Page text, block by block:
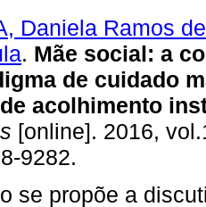
Daniela Ramos de
. Mãe social: a
de cuidado
acolhimento
[online]. 2016,
9282.
se propõe a